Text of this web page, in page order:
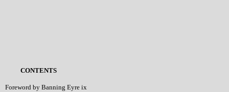
CONTENTS
Foreword by Banning Eyre ix